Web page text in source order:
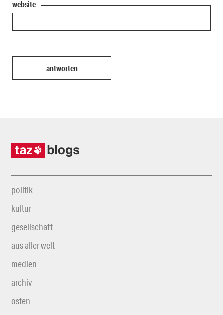
website
politik
kultur
gesellschaft
aus aller welt
medien
archiv
osten